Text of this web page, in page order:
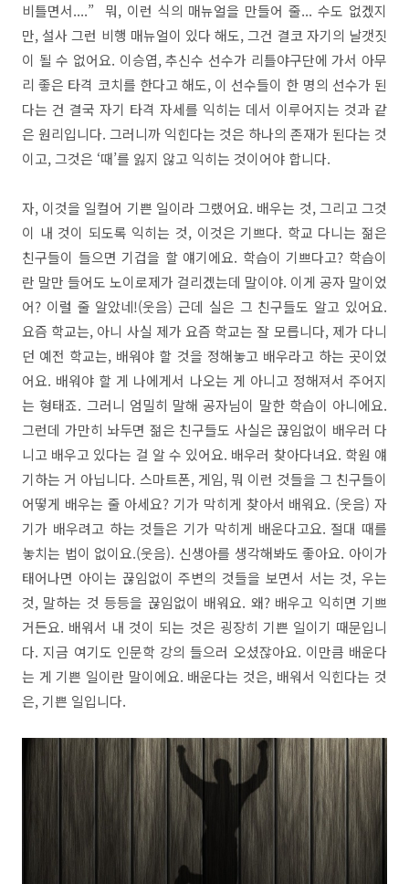
비틀면서....” 뭐, 이런 식의 매뉴얼을 만들어 줄... 수도 없겠지
만, 설사 그런 비행 매뉴얼이 있다 해도, 그건 결코 자기의 날갯짓
이 될 수 없어요. 이승엽, 추신수 선수가 리틀야구단에 가서 아무
리 좋은 타격 코치를 한다고 해도, 이 선수들이 한 명의 선수가 된
다는 건 결국 자기 타격 자세를 익히는 데서 이루어지는 것과 같
은 원리입니다. 그러니까 익힌다는 것은 하나의 존재가 된다는 것
이고, 그것은 ‘때’를 잃지 않고 익히는 것이어야 합니다.
자, 이것을 일컬어 기쁜 일이라 그랬어요. 배우는 것, 그리고 그것
이 내 것이 되도록 익히는 것, 이것은 기쁘다. 학교 다니는 젊은
친구들이 들으면 기겁을 할 얘기에요. 학습이 기쁘다고? 학습이
란 말만 들어도 노이로제가 걸리겠는데 말이야. 이게 공자 말이었
어? 이럴 줄 알았네!(웃음) 근데 실은 그 친구들도 알고 있어요.
요즘 학교는, 아니 사실 제가 요즘 학교는 잘 모릅니다, 제가 다니
던 예전 학교는, 배워야 할 것을 정해놓고 배우라고 하는 곳이었
어요. 배워야 할 게 나에게서 나오는 게 아니고 정해져서 주어지
는 형태죠. 그러니 엄밀히 말해 공자님이 말한 학습이 아니에요.
그런데 가만히 놔두면 젊은 친구들도 사실은 끊임없이 배우러 다
니고 배우고 있다는 걸 알 수 있어요. 배우러 찾아다녀요. 학원 얘
기하는 거 아닙니다. 스마트폰, 게임, 뭐 이런 것들을 그 친구들이
어떻게 배우는 줄 아세요? 기가 막히게 찾아서 배워요. (웃음) 자
기가 배우려고 하는 것들은 기가 막히게 배운다고요. 절대 때를
놓치는 법이 없이요.(웃음). 신생아를 생각해봐도 좋아요. 아이가
태어나면 아이는 끊임없이 주변의 것들을 보면서 서는 것, 우는
것, 말하는 것 등등을 끊임없이 배워요. 왜? 배우고 익히면 기쁘
거든요. 배워서 내 것이 되는 것은 굉장히 기쁜 일이기 때문입니
다. 지금 여기도 인문학 강의 들으러 오셨잖아요. 이만큼 배운다
는 게 기쁜 일이란 말이에요. 배운다는 것은, 배워서 익힌다는 것
은, 기쁜 일입니다.